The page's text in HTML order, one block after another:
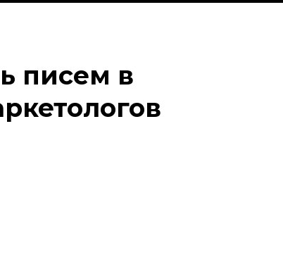
писем в